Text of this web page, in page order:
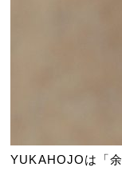
YUKAHOJOは「